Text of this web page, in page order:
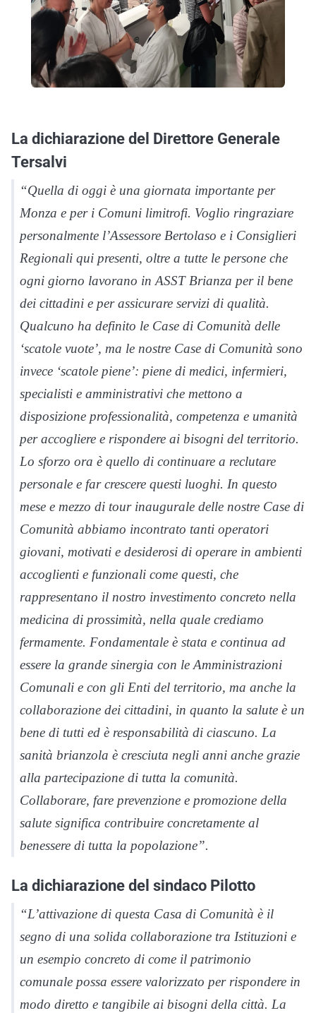
La dichiarazione del Direttore Generale
Tersalvi
“Quella di oggi è una giornata importante per
Monza e per i Comuni limitrofi. Voglio ringraziare
personalmente l’Assessore Bertolaso e i Consiglieri
Regionali qui presenti, oltre a tutte le persone che
ogni giorno lavorano in ASST Brianza per il bene
dei cittadini e per assicurare servizi di qualità.
Qualcuno ha definito le Case di Comunità delle
‘scatole vuote’, ma le nostre Case di Comunità sono
invece ‘scatole piene’: piene di medici, infermieri,
specialisti e amministrativi che mettono a
disposizione professionalità, competenza e umanità
per accogliere e rispondere ai bisogni del territorio.
Lo sforzo ora è quello di continuare a reclutare
personale e far crescere questi luoghi. In questo
mese e mezzo di tour inaugurale delle nostre Case di
Comunità abbiamo incontrato tanti operatori
giovani, motivati e desiderosi di operare in ambienti
accoglienti e funzionali come questi, che
rappresentano il nostro investimento concreto nella
medicina di prossimità, nella quale crediamo
fermamente. Fondamentale è stata e continua ad
essere la grande sinergia con le Amministrazioni
Comunali e con gli Enti del territorio, ma anche la
collaborazione dei cittadini, in quanto la salute è un
bene di tutti ed è responsabilità di ciascuno. La
sanità brianzola è cresciuta negli anni anche grazie
alla partecipazione di tutta la comunità.
Collaborare, fare prevenzione e promozione della
salute significa contribuire concretamente al
benessere di tutta la popolazione”.
La dichiarazione del sindaco Pilotto
“L’attivazione di questa Casa di Comunità è il
segno di una solida collaborazione tra Istituzioni e
un esempio concreto di come il patrimonio
comunale possa essere valorizzato per rispondere in
modo diretto e tangibile ai bisogni della città. La